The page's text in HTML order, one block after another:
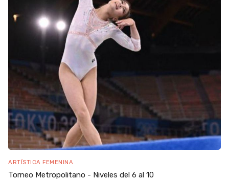
ARTÍSTICA FEMENINA
Torneo Metropolitano - Niveles del 6 al 10